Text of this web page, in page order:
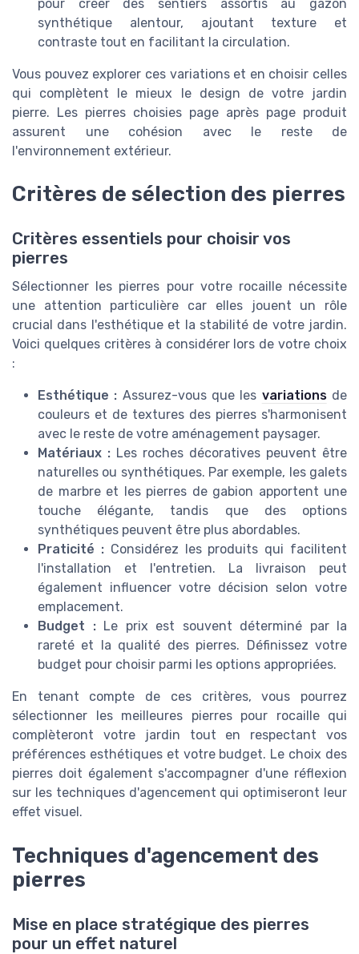
pour créer des sentiers assortis au gazon
synthétique alentour, ajoutant texture et
contraste tout en facilitant la circulation.
Vous pouvez explorer ces variations et en choisir celles
qui complètent le mieux le design de votre jardin
pierre. Les pierres choisies page après page produit
assurent une cohésion avec le reste de
l'environnement extérieur.
Critères de sélection des pierres
Critères essentiels pour choisir vos
pierres
Sélectionner les pierres pour votre rocaille nécessite
une attention particulière car elles jouent un rôle
crucial dans l'esthétique et la stabilité de votre jardin.
Voici quelques critères à considérer lors de votre choix
:
Esthétique : Assurez-vous que les variationsde
couleurs et de textures des pierres s'harmonisent
avec le reste de votre aménagement paysager.
Matériaux : Les roches décoratives peuvent être
naturelles ou synthétiques. Par exemple, les galets
de marbre et les pierres de gabion apportent une
touche élégante, tandis que des options
synthétiques peuvent être plus abordables.
Praticité :Considérez les produits qui facilitent
l'installation et l'entretien. La livraison peut
également influencer votre décision selon votre
emplacement.
Budget :Le prix est souvent déterminé par la
rareté et la qualité des pierres. Définissez votre
budget pour choisir parmi les options appropriées.
En tenant compte de ces critères, vous pourrez
sélectionner les meilleures pierres pour rocaille qui
complèteront votre jardin tout en respectant vos
préférences esthétiques et votre budget. Le choix des
pierres doit également s'accompagner d'une réflexion
sur les techniques d'agencement qui optimiseront leur
effet visuel.
Techniques d'agencement des
pierres
Mise en place stratégique des pierres
pour un effet naturel